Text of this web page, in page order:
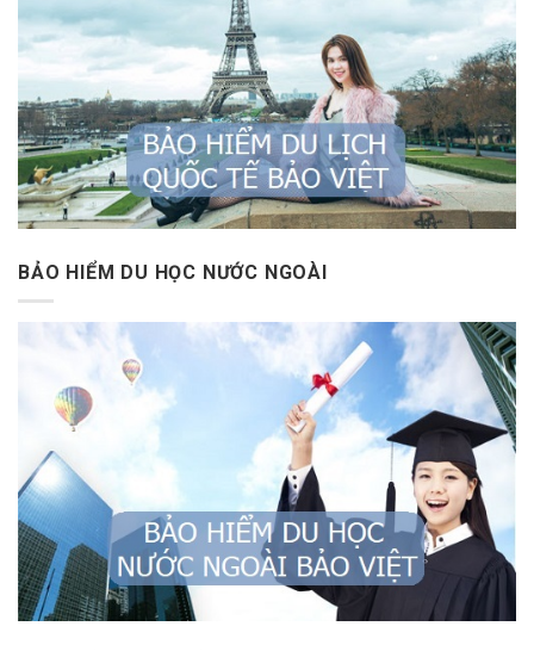
BẢO HIỂM DU HỌC NƯỚC NGOÀI